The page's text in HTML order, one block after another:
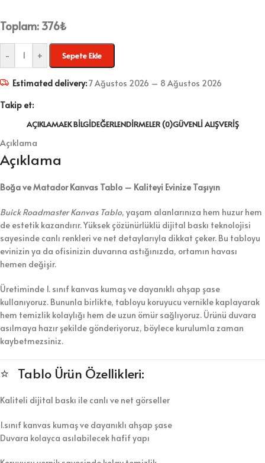
Toplam: 376₺
- + Sepete Ekle
Estimated delivery:7 Ağustos 2026 – 8 Ağustos 2026
Takip et:
AÇIKLAMAEK BILGIDEĞERLENDIRMELER (0)GÜVENLI ALIŞVERIŞ
Açıklama
Açıklama
Boğa ve Matador Kanvas Tablo – Kaliteyi Evinize Taşıyın
Buick Roadmaster Kanvas Tablo, yaşam alanlarınıza hem huzur hem
de estetik kazandırır. Yüksek çözünürlüklü dijital baskı teknolojisi
sayesinde canlı renkleri ve net detaylarıyla dikkat çeker. Bu tabloyu
evinizin ya da ofisinizin duvarına astığınızda, ortamın havası
hemen değişir.
Üretiminde 1. sınıf kanvas kumaş ve dayanıklı ahşap şase
kullanıyoruz. Bununla birlikte, tabloyu koruyucu vernikle kaplayarak
hem temizlik kolaylığı hem de uzun ömür sağlıyoruz. Ürünü duvara
asılmaya hazır şekilde gönderiyoruz, böylece kurulumla zaman
kaybetmezsiniz.
⭐ Tablo Ürün Özellikleri:
Kaliteli dijital baskı ile canlı ve net görseller
1.sınıf kanvas kumaş ve dayanıklı ahşap şase
Duvara kolayca asılabilecek hafif yapı